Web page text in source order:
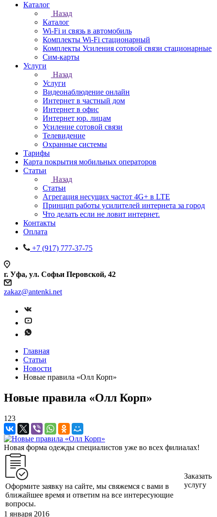
Каталог
Назад
Каталог
Wi-Fi и связь в автомобиль
Комплекты Wi-Fi стационарный
Комплекты Усиления сотовой связи стационарные
Сим-карты
Услуги
Назад
Услуги
Видеонаблюдение онлайн
Интернет в частный дом
Интернет в офис
Интернет юр. лицам
Усиление сотовой связи
Телевидение
Охранные системы
Тарифы
Карта покрытия мобильных операторов
Статьи
Назад
Статьи
Агрегация несущих частот 4G+ в LTE
Принцип работы усилителей интернета за город
Что делать если не ловит интернет.
Контакты
Оплата
+7 (917) 777-37-75
г. Уфа, ул. Софьи Перовской, 42
zakaz@antenki.net
Главная
Статьи
Новости
Новые правила «Олл Корп»
Новые правила «Олл Корп»
123
Новая форма одежды специалистов уже во всех филиалах!
Оформите заявку на сайте, мы свяжемся с вами в
ближайшее время и ответим на все интересующие
вопросы.
Заказать
услугу
1 января 2016